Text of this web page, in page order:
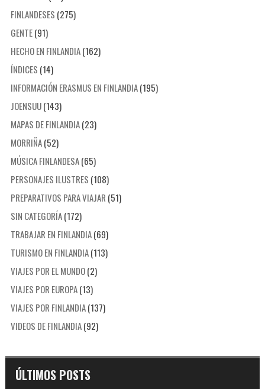
FINLANDESES (275)
GENTE(91)
HECHO EN FINLANDIA(162)
ÍNDICES (14)
INFORMACIÓN ERASMUS EN FINLANDIA(195)
JOENSUU(143)
MAPAS DE FINLANDIA(23)
MORRIÑA(52)
MÚSICA FINLANDESA(65)
PERSONAJES ILUSTRES (108)
PREPARATIVOS PARA VIAJAR (51)
SIN CATEGORÍA(172)
TRABAJAR EN FINLANDIA(69)
TURISMO EN FINLANDIA(113)
VIAJES POR EL MUNDO(2)
VIAJES POR EUROPA(13)
VIAJES POR FINLANDIA(137)
VIDEOS DE FINLANDIA(92)
ÚLTIMOS POSTS